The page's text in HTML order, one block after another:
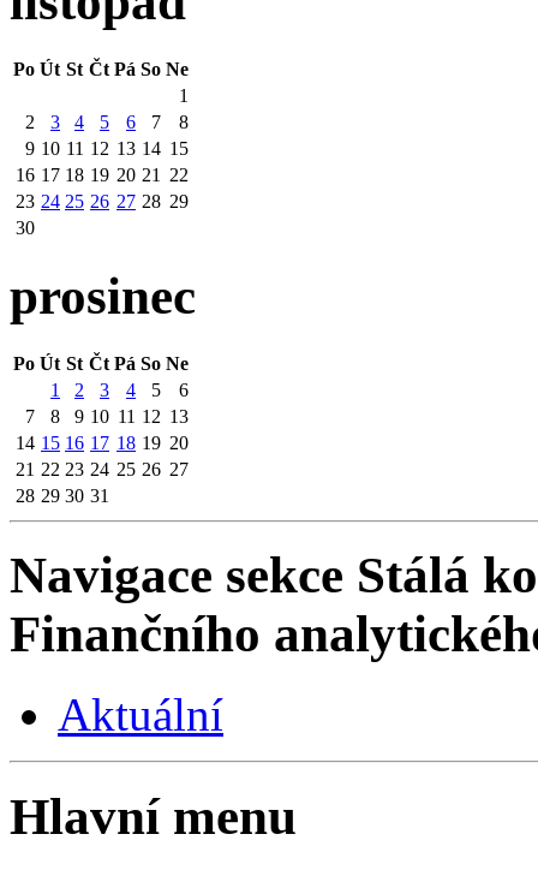
Po Út St Čt Pá So Ne
1
2
3 4 5 6 7
8
9 10 11 12 13 14 15
16 17 18 19 20 21
22
23 24 25 26 27 28 29
30
prosinec
Po Út St Čt Pá So Ne
1
2 3 4 5
6
7
8 9 10 11 12 13
14 15 16 17 18 19 20
21 22 23 24 25 26 27
28 29 30 31
Navigace sekce Stálá
Finančního
Aktuální
Hlavní menu